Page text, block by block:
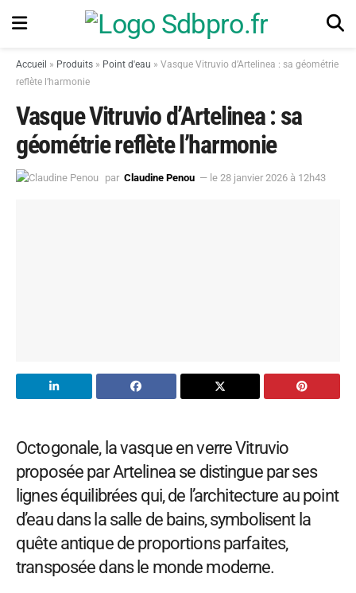
Accueil » Produits » Point d'eau » Vasque Vitruvio d’Artelinea : sa géométrie
reflète l’harmonie
Vasque Vitruvio d’Artelinea : sa
géométrie reflète l’harmonie
par Claudine Penou — le 28 janvier 2026 à 12h43
Octogonale, la vasque en verre Vitruvio
proposée par Artelinea se distingue par ses
lignes équilibrées qui, de l’architecture au point
d’eau dans la salle de bains, symbolisent la
quête antique de proportions parfaites,
transposée dans le monde moderne.